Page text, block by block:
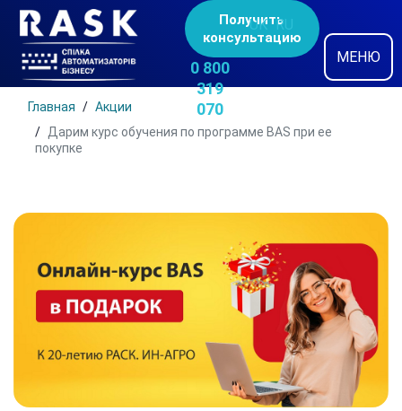
Получить
консультацию
0 800
319
070
UK RU
МЕНЮ
Главная
Акции
Дарим курс обучения по программе BAS при ее
покупке